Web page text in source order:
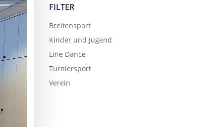
FILTER
Breitensport
Kinder und Jugend
Line Dance
Turniersport
Verein